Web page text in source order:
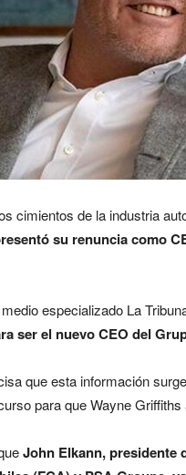
cimientos de la industria
su renuncia como
especializado La
ser el nuevo CEO del
que esta información
para que Wayne
John Elkann, presidente